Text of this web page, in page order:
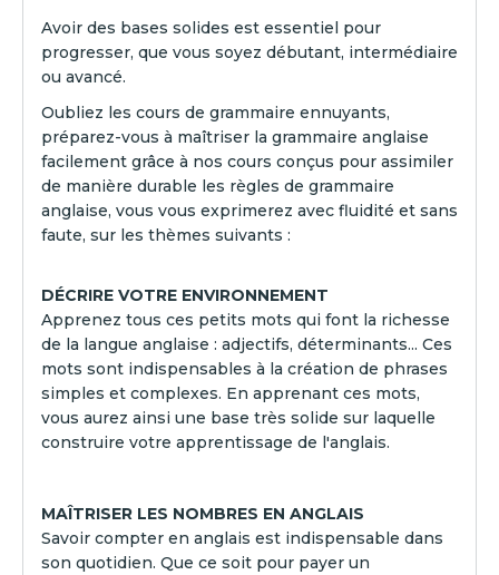
Avoir des bases solides est essentiel pour
progresser, que vous soyez débutant, intermédiaire
ou avancé.
Oubliez les cours de grammaire ennuyants,
préparez-vous à maîtriser la grammaire anglaise
facilement grâce à nos cours conçus pour assimiler
de manière durable les règles de grammaire
anglaise, vous vous exprimerez avec fluidité et sans
faute, sur les thèmes suivants :
DÉCRIRE VOTRE ENVIRONNEMENT
Apprenez tous ces petits mots qui font la richesse
de la langue anglaise : adjectifs, déterminants... Ces
mots sont indispensables à la création de phrases
simples et complexes. En apprenant ces mots,
vous aurez ainsi une base très solide sur laquelle
construire votre apprentissage de l'anglais.
MAÎTRISER LES NOMBRES EN ANGLAIS
Savoir compter en anglais est indispensable dans
son quotidien. Que ce soit pour payer un